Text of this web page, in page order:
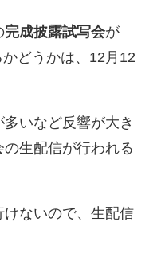
完成披露試写会が
どうかは、12月12
いなど反響が大き
生配信が行われる
ないので、生配信